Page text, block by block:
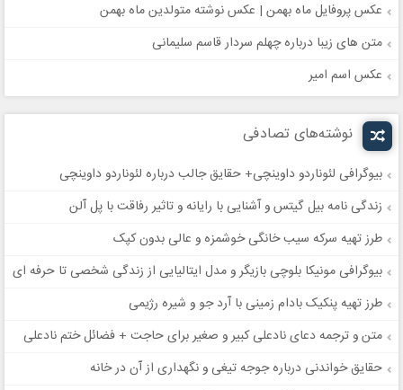
عکس پروفایل ماه بهمن | عکس نوشته متولدین ماه بهمن
متن های زیبا درباره چهلم سردار قاسم سلیمانی
عکس اسم امیر
نوشته‌های تصادفی
بیوگرافی لئوناردو داوینچی+ حقایق جالب درباره لئوناردو داوینچی
زندگی نامه بیل گیتس و آشنایی با رایانه و تاثیر رفاقت با پل آلن
طرز تهیه سرکه سیب خانگی خوشمزه و عالی بدون کپک
بیوگرافی مونیکا بلوچی بازیگر و مدل ایتالیایی از زندگی شخصی تا حرفه ای
طرز تهیه پنکیک بادام زمینی با آرد جو و شیره رژیمی
متن و ترجمه دعای نادعلی کبیر و صغیر برای حاجت + فضائل ختم نادعلی
حقایق خواندنی درباره جوجه تیغی و نگهداری از آن در خانه